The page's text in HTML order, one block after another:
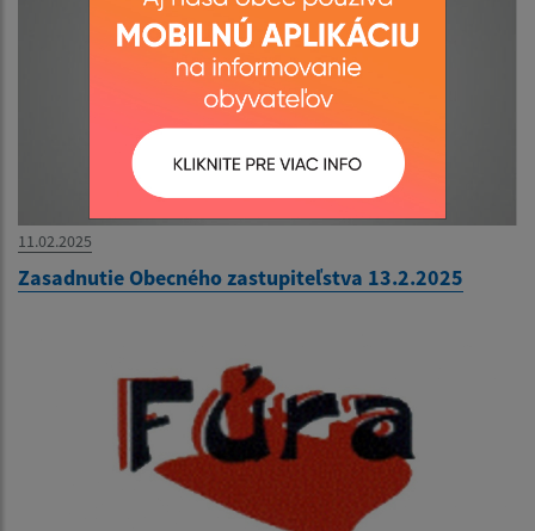
11.02.2025
Zasadnutie Obecného zastupiteľstva 13.2.2025